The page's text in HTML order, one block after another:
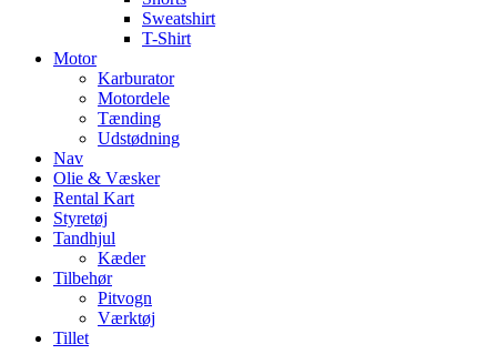
Sweatshirt
T-Shirt
Motor
Karburator
Motordele
Tænding
Udstødning
Nav
Olie & Væsker
Rental Kart
Styretøj
Tandhjul
Kæder
Tilbehør
Pitvogn
Værktøj
Tillet